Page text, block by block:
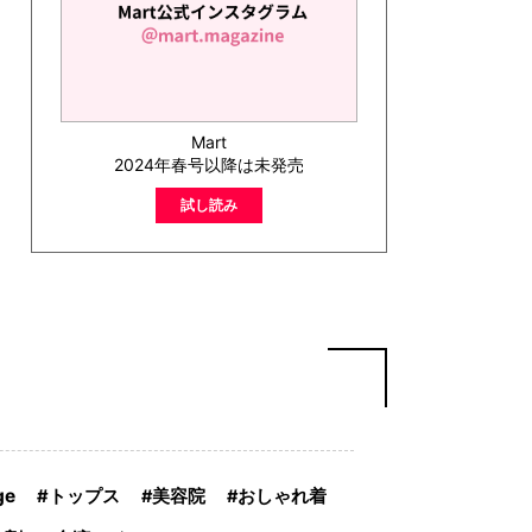
Mart
2024年春号以降は未発売
試し読み
トップス 美容院 おしゃれ着